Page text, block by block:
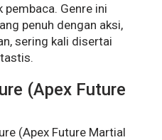
Genre ini
penuh dengan aksi,
sering kali disertai
(Apex Future
(Apex Future Martial